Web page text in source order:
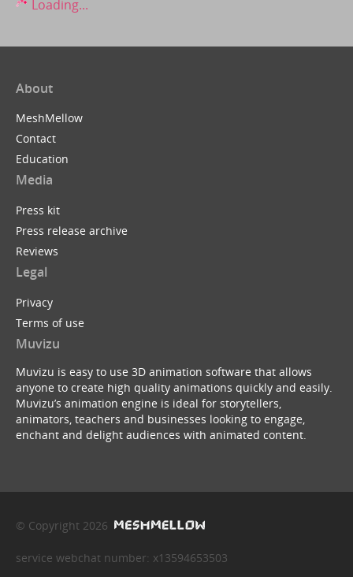
Loading...
About
MeshMellow
Contact
Education
Media
Press kit
Press release archive
Reviews
Legal
Privacy
Terms of use
Muvizu
Muvizu is easy to use 3D animation software that allows
anyone to create high quality animations quickly and easily.
Muvizu’s animation engine is ideal for storytellers,
animators, teachers and businesses looking to engage,
enchant and delight audiences with animated content.
© Copyright 2026
service webchat number: x13594653503